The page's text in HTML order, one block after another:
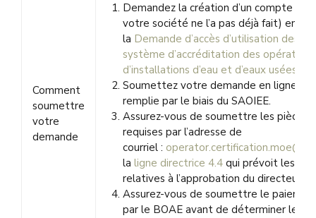
Comment
soumettre
votre
demande
Demandez la création d’un compte
votre société ne l’a pas déjà fait) en
la Demande d’accès d’utilisation des
système d’accréditation des opérateurs
d’installations d’eau et d’eaux usées
Soumettez votre demande en ligne
remplie par le biais du SAOIEE.
Assurez-vous de soumettre les pièces
requises par l’adresse de
courriel :
la ligne directrice 4.4qui prévoit les
relatives à l’approbation du directeur);
Assurez-vous de soumettre le
par le BOAE avant de déterminer leur